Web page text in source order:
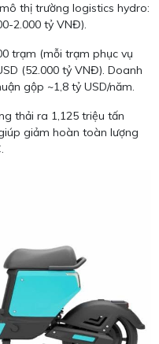
thị trường logistics hydro:
2.000 tỷ VNĐ).
trạm (mỗi trạm phục vụ
(52.000 tỷ VNĐ). Doanh
gộp ~1,8 tỷ USD/năm.
thải ra 1,125 triệu tấn
giảm hoàn toàn lượng